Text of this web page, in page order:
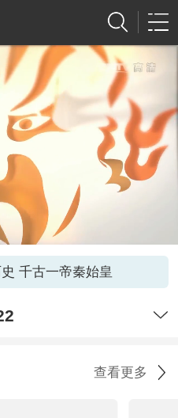
千古一帝秦始皇
查看更多